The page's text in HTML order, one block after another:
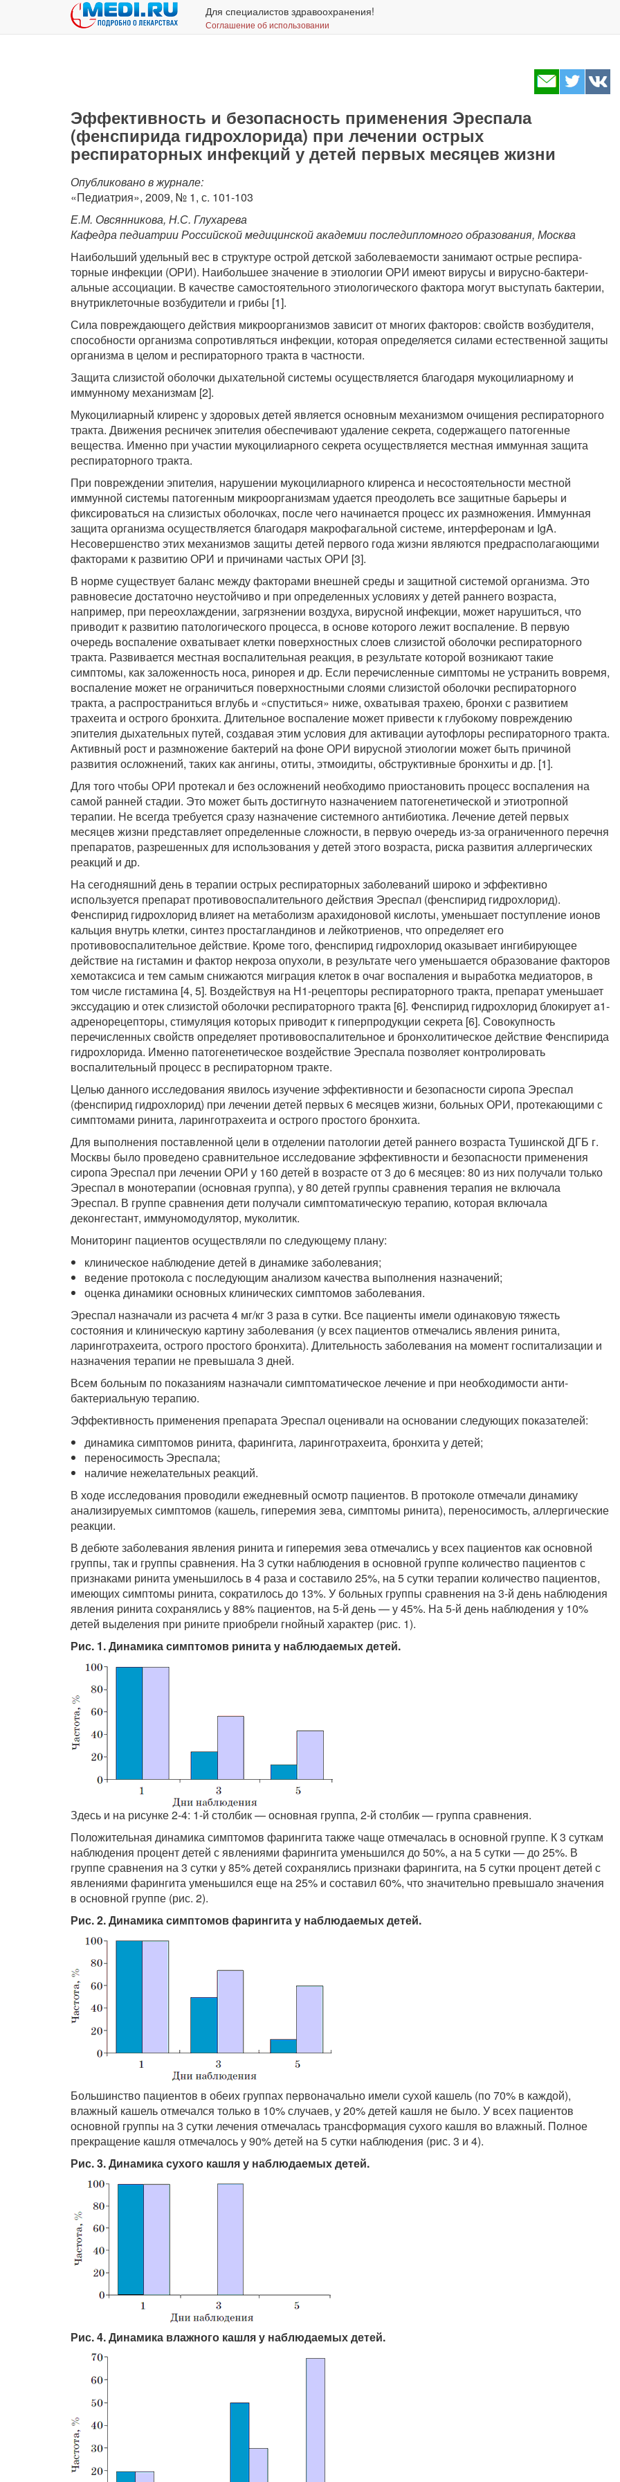
Для специалистов здравоохранения!
Соглашение об использовании
Эффективность и безопасность применения Эреспала
(фенспирида гидрохлорида) при лечении острых
респираторных инфекций у детей первых месяцев жизни
Опубликовано в журнале:
«Педиатрия», 2009, № 1, с. 101-103
Е.М. Овсянникова, Н.С. Глухарева
Кафедра педиатрии Российской медицинской академии последипломного образования, Москва
Наибольший удельный вес в структуре острой детской заболеваемости занимают острые респира­
торные инфекции (ОРИ). Наибольшее значение в этиологии ОРИ имеют вирусы и вирусно-бактери-
альные ассоциации. В качестве самостоятельного этиологического фактора могут выступать бактерии,
внутриклеточные возбудители и грибы [1].
Сила повреждающего действия микроорганизмов зависит от многих факторов: свойств возбудителя,
способности организма сопротивляться инфекции, которая определяется силами естественной защиты
организма в целом и респираторного тракта в частности.
Защита слизистой оболочки дыхательной системы осуществляется благодаря мукоцилиарному и
иммунному механизмам [2].
Мукоцилиарный клиренс у здоровых детей является основным механизмом очищения респираторного
тракта. Движения ресничек эпителия обеспечивают удаление секрета, содержащего патогенные
вещества. Именно при участии мукоцилиарного секрета осуществляется местная иммунная защита
респираторного тракта.
При повреждении эпителия, нарушении мукоцилиарного клиренса и несостоятельности местной
иммунной системы патогенным микроорганизмам удается преодолеть все защитные барьеры и
фиксироваться на слизистых оболочках, после чего начинается процесс их размножения. Иммунная
защита организма осуществляется благодаря макрофагальной системе, интерферонам и IgA.
Несовершенство этих механизмов защиты детей первого года жизни являются предрасполагающими
факторами к развитию ОРИ и причинами частых ОРИ [3].
В норме существует баланс между факторами внешней среды и защитной системой организма. Это
равновесие достаточно неустойчиво и при определенных условиях у детей раннего возраста,
например, при переохлаждении, загрязнении воздуха, вирусной инфекции, может нарушиться, что
приводит к развитию патологического процесса, в основе которого лежит воспаление. В первую
очередь воспаление охватывает клетки поверхностных слоев слизистой оболочки респи­раторного
тракта. Развивается местная воспалительная реакция, в результате которой возникают такие
симптомы, как заложенность носа, ринорея и др. Если перечисленные симптомы не устранить вовремя,
воспаление может не ограничиться поверхностными слоями слизистой оболочки респираторного
тракта, а распространиться вглубь и «спуститься» ниже, охватывая трахею, бронхи с развитием
трахеита и острого бронхита. Длительное воспаление может привести к глубокому повреждению
эпителия дыхательных путей, создавая этим условия для активации аутофлоры респираторного тракта.
Активный рост и размножение бактерий на фоне ОРИ вирусной этиологии может быть причиной
развития осложнений, таких как ангины, отиты, этмоидиты, обструктивные бронхиты и др. [1].
Для того чтобы ОРИ протекал и без осложнений необходимо приостановить процесс воспаления на
самой ранней стадии. Это может быть достигнуто назначением патогенетической и этиотропной
терапии. Не всегда требуется сразу назначение системного антибиотика. Лечение детей первых
месяцев жизни представляет определенные сложности, в первую очередь из-за ограниченного перечня
препаратов, разрешенных для использования у детей этого возраста, риска развития аллергических
реакций и др.
На сегодняшний день в терапии острых рес­пираторных заболеваний широко и эффективно
используется препарат противовоспалительного действия Эреспал (фенспирид гидрохлорид).
Фенспирид гидрохлорид влияет на метаболизм арахидоновой кислоты, уменьшает поступление ионов
кальция внутрь клетки, синтез простагландинов и лейкотриенов, что определяет его
противовоспалительное действие. Кроме того, фенспирид гидрохлорид оказывает ингибирующее
действие на гистамин и фактор некроза опухоли, в результате чего уменьшается образование факторов
хемотаксиса и тем самым снижаются миграция клеток в очаг воспаления и выработка медиаторов, в
том числе гистамина [4, 5]. Воздействуя на Н1-рецепторы респираторного тракта, препарат уменьшает
экссудацию и отек слизистой оболочки респираторного тракта [6]. Фенспирид гидрохлорид блокирует a1-
адренорецепторы, стимуляция которых приводит к гиперпродукции секрета [6]. Совокупность
перечисленных свойств определяет противовоспалительное и бронхолитическое действие Фенспирида
гидрохлорида. Именно патогенетическое воздействие Эреспала позволяет контролировать
воспалительный процесс в респираторном тракте.
Целью данного исследования явилось изучение эффективности и безопасности сиропа Эреспал
(фенспирид гидрохлорид) при лечении детей первых 6 месяцев жизни, больных ОРИ, протекающими с
симптомами ринита, ларинготрахеита и острого простого бронхита.
Для выполнения поставленной цели в отделении патологии детей раннего возраста Тушинской ДГБ г.
Москвы было проведено сравнительное исследование эффективности и безопасности применения
сиропа Эреспал при лечении ОРИ у 160 детей в возрасте от 3 до 6 месяцев: 80 из них получали только
Эреспал в монотерапии (основная группа), у 80 детей группы сравнения терапия не включала
Эреспал. В группе сравнения дети получали симптоматическую терапию, которая включала
деконгестант, иммуномодулятор, муколитик.
Мониторинг пациентов осуществляли по сле­дующему плану:
клиническое наблюдение детей в динамике заболевания;
ведение протокола с последующим анализом качества выполнения назначений;
оценка динамики основных клинических симптомов заболевания.
Эреспал назначали из расчета 4 мг/кг 3 раза в сутки. Все пациенты имели одинаковую тяжесть
состояния и клиническую картину заболевания (у всех пациентов отмечались явления ринита,
ларинготрахеита, острого простого бронхита). Длительность заболевания на момент госпитализации и
назначения терапии не превышала 3 дней.
Всем больным по показаниям назначали симп­томатическое лечение и при необходимости анти­
бактериальную терапию.
Эффективность применения препарата Эреспал оценивали на основании следующих показателей:
динамика симптомов ринита, фарингита, ларинготрахеита, бронхита у детей;
переносимость Эреспала;
наличие нежелательных реакций.
В ходе исследования проводили ежедневный осмотр пациентов. В протоколе отмечали динамику
анализируемых симптомов (кашель, гиперемия зева, симптомы ринита), переносимость, аллергические
реакции.
В дебюте заболевания явления ринита и гиперемия зева отмечались у всех пациентов как основной
группы, так и группы сравнения. На 3 сутки наблюдения в основной группе количество пациентов с
признаками ринита уменьшилось в 4 раза и составило 25%, на 5 сутки терапии количество пациентов,
имеющих симптомы ринита, сократилось до 13%. У больных группы сравнения на 3-й день наблюдения
явления ринита сохранялись у 88% пациентов, на 5-й день — у 45%. На 5-й день наблюдения у 10%
детей выделения при рините приобрели гнойный характер (рис. 1).
Рис. 1. Динамика симптомов ринита у наблюдаемых де­тей.
Здесь и на рисунке 2-4: 1-й столбик — основная группа, 2-й столбик — группа сравнения.
Положительная динамика симптомов фарингита также чаще отмечалась в основной группе. К 3 суткам
наблюдения процент детей с явлениями фарингита уменьшился до 50%, а на 5 сутки — до 25%. В
группе сравнения на 3 сутки у 85% детей сохранялись признаки фарингита, на 5 сутки процент детей с
явлениями фарингита уменьшился еще на 25% и составил 60%, что значительно превышало значения
в основной группе (рис. 2).
Рис. 2. Динамика симптомов фарингита у наблюдаемых детей.
Большинство пациентов в обеих группах пер­воначально имели сухой кашель (по 70% в каждой),
влажный кашель отмечался только в 10% случаев, у 20% детей кашля не было. У всех пациентов
основной группы на 3 сутки лечения отмечалась трансформация сухого кашля во влажный. Полное
прекращение кашля отмечалось у 90% детей на 5 сутки наблюдения (рис. 3 и 4).
Рис. 3. Динамика сухого кашля у наблюдаемых детей.
Рис. 4. Динамика влажного кашля у наблюдаемых детей.